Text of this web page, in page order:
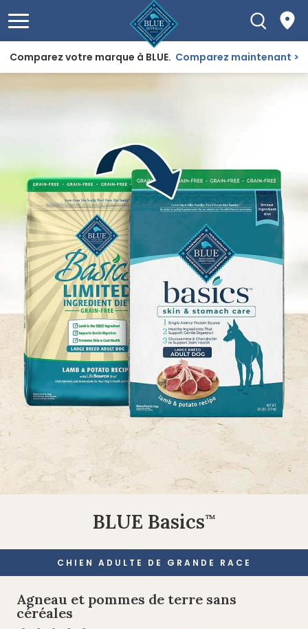
Comparez votre marque à BLUE. Comparez maintenant
BLUE Basics™
CHIEN ADULTE DE GRANDE RACE
Agneau et pommes de terre sans
céréales